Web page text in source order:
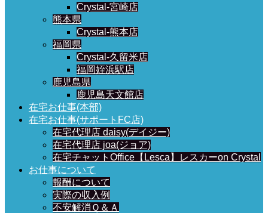
Crystal-宮崎店
熊本県
Crystal-熊本店
福岡県
Crystal-久留米店
福岡姪浜駅店
鹿児島県
鹿児島天文館店
在宅お仕事(本部)
在宅お仕事(サポートFC店)
在宅代理店 daisy(デイジー)
在宅代理店 joa(ジョア)
在宅チャットOffice【Lesca】レスカーon Crystal
お仕事について
報酬について
実際の収入例
不安解消Ｑ＆Ａ